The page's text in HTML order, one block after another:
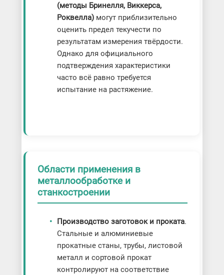
(методы Бринелля, Виккерса,
Роквелла)могут приблизительно
оценить предел текучести по
результатам измерения твёрдости.
Однако для официального
подтверждения характеристики
часто всё равно требуется
испытание на растяжение.
Области применения в
металлообработке и
станкостроении
Производство заготовок и проката.
Стальные и алюминиевые
прокатные станы, трубы, листовой
металл и сортовой прокат
контролируют на соответствие